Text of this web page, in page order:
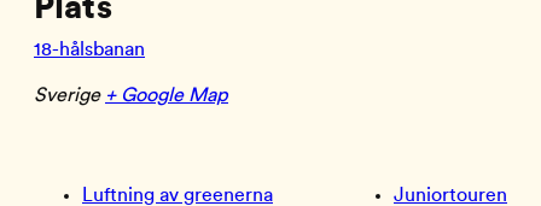
Plats
18-hålsbanan
Sverige + Google Map
Luftning av greenerna Juniortouren